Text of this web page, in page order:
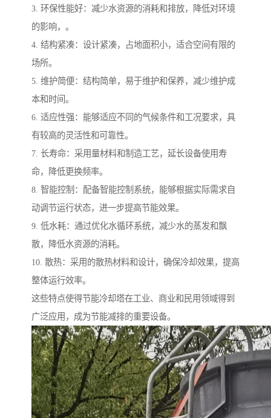
3. 环保性能好：减少水资源的消耗和排放，降低对环境
的影响，。
4. 结构紧凑：设计紧凑，占地面积小，适合空间有限的
场所。
5. 维护简便：结构简单，易于维护和保养，减少维护成
本和时间。
6. 适应性强：能够适应不同的气候条件和工况要求，具
有较高的灵活性和可靠性。
7. 长寿命：采用量材料和制造工艺，延长设备使用寿
命，降低更换频率。
8. 智能控制：配备智能控制系统，能够根据实际需求自
动调节运行状态，进一步提高节能效果。
9. 低水耗：通过优化水循环系统，减少水的蒸发和飘
散，降低水资源的消耗。
10. 散热：采用的散热材料和设计，确保冷却效果，提高
整体运行效率。
这些特点使得节能冷却塔在工业、商业和民用领域得到
广泛应用，成为节能减排的重要设备。